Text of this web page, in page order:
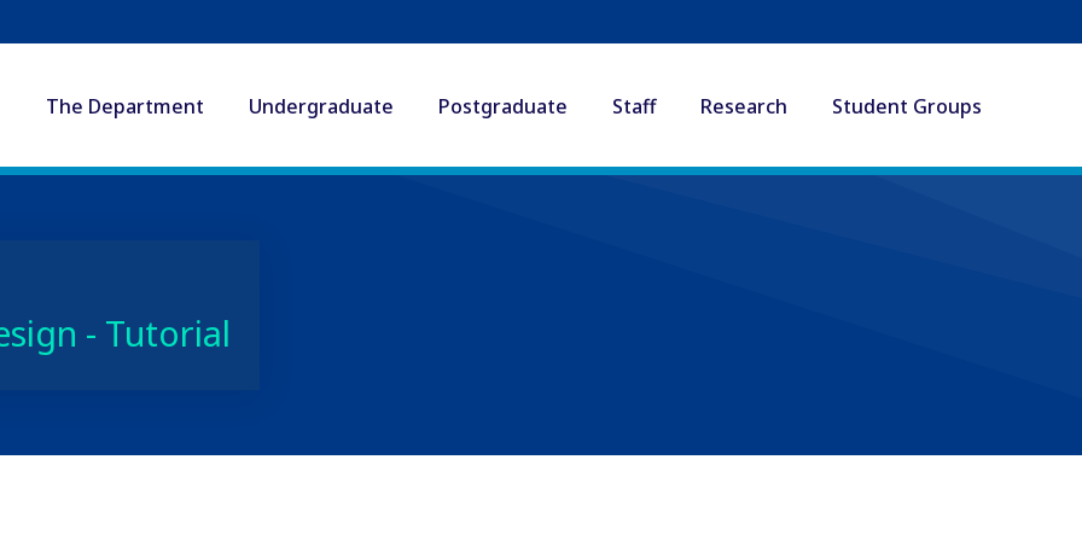
The Department Undergraduate Postgraduate Staff Research Student Groups
- Tutorial